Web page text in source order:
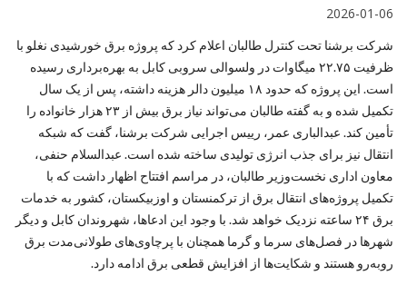
2026-01-06
شرکت برشنا تحت کنترل طالبان اعلام کرد که پروژه برق خورشیدی نغلو با
ظرفیت ۲۲.۷۵ میگاوات در ولسوالی سروبی کابل به بهره‌برداری رسیده
است. این پروژه که حدود ۱۸ میلیون دالر هزینه داشته، پس از یک سال
تکمیل شده و به گفته طالبان می‌تواند نیاز برق بیش از ۲۳ هزار خانواده را
تأمین کند. عبدالباری عمر، رییس اجرایی شرکت برشنا، گفت که شبکه
انتقال نیز برای جذب انرژی تولیدی ساخته شده است. عبدالسلام حنفی،
معاون اداری نخست‌وزیر طالبان، در مراسم افتتاح اظهار داشت که با
تکمیل پروژه‌های انتقال برق از ترکمنستان و اوزبیکستان، کشور به خدمات
برق ۲۴ ساعته نزدیک خواهد شد. با وجود این ادعاها، شهروندان کابل و دیگر
شهرها در فصل‌های سرما و گرما همچنان با پرچاوی‌های طولانی‌مدت برق
روبه‌رو هستند و شکایت‌ها از افزایش قطعی برق ادامه دارد.